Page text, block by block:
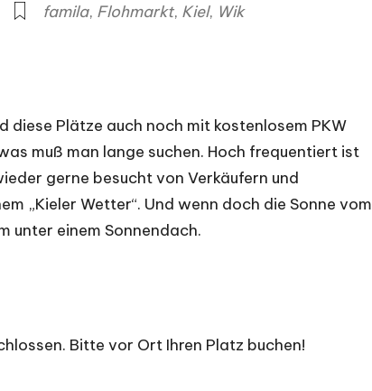
famila, Flohmarkt, Kiel, Wik
diese Plätze auch noch mit kostenlosem PKW
muß man lange suchen. Hoch frequentiert ist
gerne besucht von Verkäufern und
„Kieler Wetter“. Und wenn doch die Sonne vom
unter einem Sonnendach.
Bitte vor Ort Ihren Platz buchen!